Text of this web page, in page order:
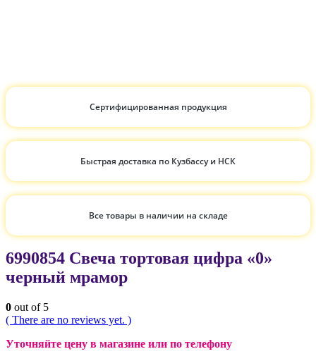
Сертифицированная продукция
Быстрая доставка по Кузбассу и НСК
Все товары в наличии на складе
6990854 Свеча тортовая цифра «0»
черный мрамор
0 out of 5
( There are no reviews yet. )
Уточняйте цену в магазине или по телефону